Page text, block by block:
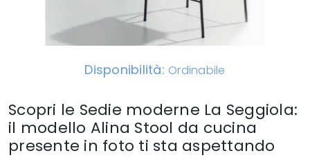
Disponibilità: Ordinabile
Scopri le Sedie moderne La Seggiola:
il modello Alina Stool da cucina
presente in foto ti sta aspettando